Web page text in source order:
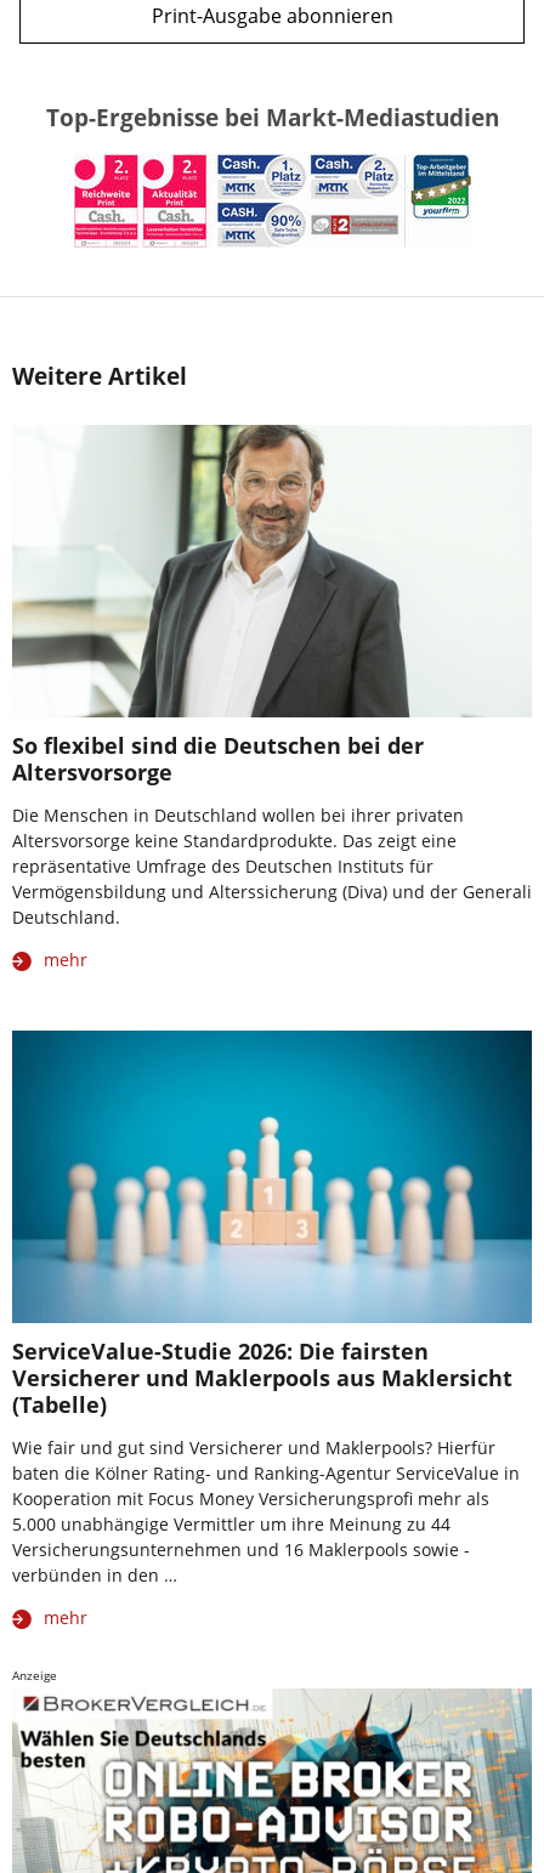
Print-Ausgabe abonnieren
Top-Ergebnisse bei Markt-Mediastudien
Weitere Artikel
So flexibel sind die Deutschen bei der
Altersvorsorge
Die Menschen in Deutschland wollen bei ihrer privaten
Altersvorsorge keine Standardprodukte. Das zeigt eine
repräsentative Umfrage des Deutschen Instituts für
Vermögensbildung und Alterssicherung (Diva) und der Generali
Deutschland.
mehr
ServiceValue-Studie 2026: Die fairsten
Versicherer und Maklerpools aus Maklersicht
(Tabelle)
Wie fair und gut sind Versicherer und Maklerpools? Hierfür
baten die Kölner Rating- und Ranking-Agentur ServiceValue in
Kooperation mit Focus Money Versicherungsprofi mehr als
5.000 unabhängige Vermittler um ihre Meinung zu 44
Versicherungsunternehmen und 16 Maklerpools sowie -
verbünden in den …
mehr
Anzeige